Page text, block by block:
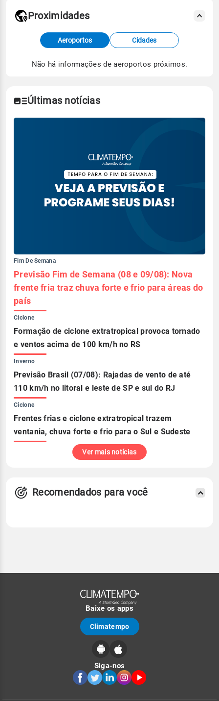
Fonte: dados combinados de estações
meteorológicas e satélite do Centro de Previsão
de Tempo e Estudos Climáticos (CPTEC).
Proximidades
Aeroportos Cidades
Não há informações de aeroportos próximos.
Últimas notícias
Fim De Semana
Previsão Fim de Semana (08 e 09/08): Nova
frente fria traz chuva forte e frio para áreas do
país
Ciclone
Formação de ciclone extratropical provoca tornado
e ventos acima de 100 km/h no RS
Inverno
Previsão Brasil (07/08): Rajadas de vento de até
110 km/h no litoral e leste de SP e sul do RJ
Ciclone
Frentes frias e ciclone extratropical trazem
ventania, chuva forte e frio para o Sul e Sudeste
Ver mais notícias
Recomendados para você
Baixe os apps
Climatempo
Siga-nos